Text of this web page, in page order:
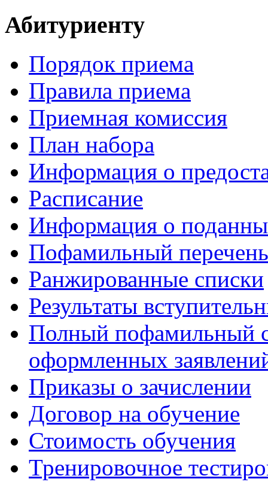
Абитуриенту
Порядок приема
Правила приема
Приемная комиссия
План набора
Информация о
Расписание
Информация о
Пофамильный
Ранжированные списки
Результаты
Полный пофамильный
оформленных
Приказы о зачислении
Договор на обучение
Стоимость обучения
Тренировочное